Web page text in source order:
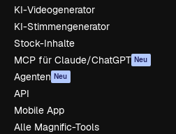
KI-Videogenerator
KI-Stimmengenerator
Stock-Inhalte
MCP für Claude/ChatGPT Neu
Agenten Neu
API
Mobile App
Alle Magnific-Tools